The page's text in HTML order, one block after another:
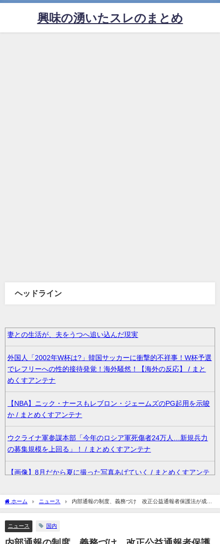
興味の湧いたスレのまとめ
ヘッドライン
妻との生活が、夫をうつへ追い込んだ現実
外国人「2002年W杯は?」韓国サッカーに衝撃的不祥事！W杯予選
でレフリーへの性的接待発覚！海外騒然！【海外の反応】 / まと
めくすアンテナ
【NBA】ニック・ナースもレブロン・ジェームズのPG起用を示唆
か / まとめくすアンテナ
ウクライナ軍参謀本部「今年のロシア軍死傷者24万人…新規兵力
の募集規模を上回る」！ / まとめくすアンテナ
【画像】8月だから夏に撮った写真あげていく / まとめくすアンテ
無神経な人あるある / まとめくすアンテナ
36歳の彼女と結婚したいのに、家族が猛反対。家族から信じられ
ない言葉が飛び出した… 他 / 2chnaviヘッドライン
ホーム ニュース
内部通報の制度、義務づけ 改正公益通報者保護法が成
立…事業者が通報を理由に解雇しても行政が勧告や指導をする仕組みは見送りに
ニュース 国内